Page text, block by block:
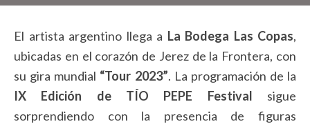
El artista argentino llega a La Bodega Las Copas,
ubicadas en el corazón de Jerez de la Frontera, con
su gira mundial “Tour 2023”. La programación de la
IX Edición de TÍO PEPE Festival sigue
sorprendiendo con la presencia de figuras